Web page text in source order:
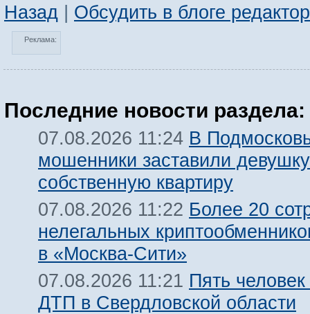
Назад | Обсудить в блоге
Реклама:
Последние новости раздела:
07.08.2026 11:24 В
мошенники заставили
собственную квартиру
07.08.2026 11:22 Более 20
нелегальных
в «Москва-Сити»
07.08.2026 11:21 Пять
ДТП в Свердловской области